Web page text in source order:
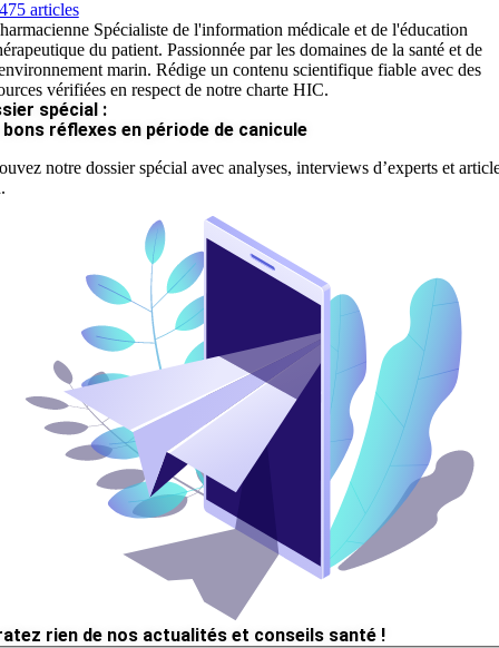
articles
Spécialiste de l'information médicale et de l'éducation
du patient. Passionnée par les domaines de la santé et de
marin. Rédige un contenu scientifique fiable avec des
vérifiées en respect de notre charte HIC.
spécial :
bons réflexes en période de canicule
notre dossier spécial avec analyses, interviews d’experts et
rien de nos actualités et conseils santé !